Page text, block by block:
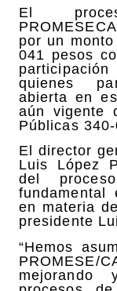
El
por un
041 pesos
quienes
abierta en
aún vigente
Públicas
El director
Luis López
del
en materia
presidente
“Hemos
mejorando